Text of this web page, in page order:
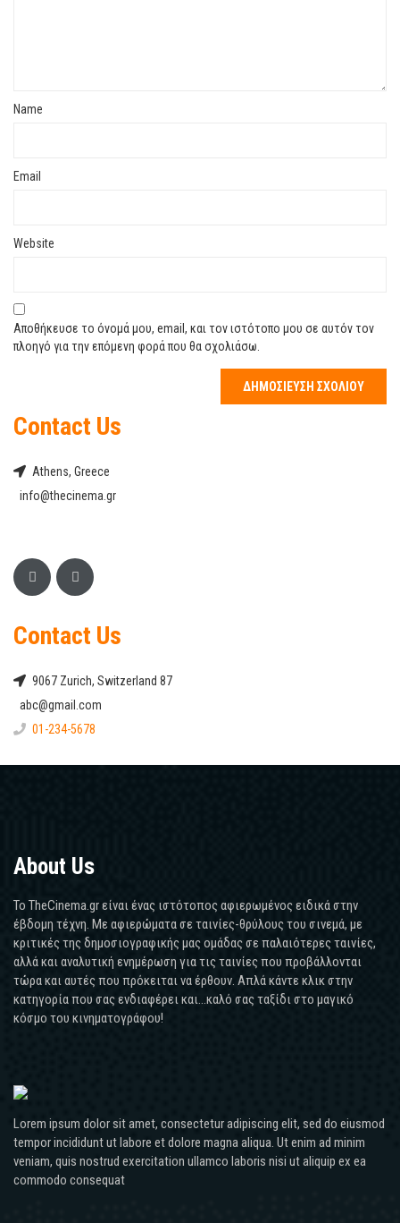
Name
Email
Website
Αποθήκευσε το όνομά μου, email, και τον ιστότοπο μου σε αυτόν τον
πλοηγό για την επόμενη φορά που θα σχολιάσω.
Contact Us
Athens, Greece
info@thecinema.gr
Contact Us
9067 Zurich, Switzerland 87
abc@gmail.com
01-234-5678
About Us
Το TheCinema.gr είναι ένας ιστότοπος αφιερωμένος ειδικά στην
έβδομη τέχνη. Με αφιερώματα σε ταινίες-θρύλους του σινεμά, με
κριτικές της δημοσιογραφικής μας ομάδας σε παλαιότερες ταινίες,
αλλά και αναλυτική ενημέρωση για τις ταινίες που προβάλλονται
τώρα και αυτές που πρόκειται να έρθουν. Απλά κάντε κλικ στην
κατηγορία που σας ενδιαφέρει και...καλό σας ταξίδι στο μαγικό
κόσμο του κινηματογράφου!
Lorem ipsum dolor sit amet, consectetur adipiscing elit, sed do eiusmod
tempor incididunt ut labore et dolore magna aliqua. Ut enim ad minim
veniam, quis nostrud exercitation ullamco laboris nisi ut aliquip ex ea
commodo consequat